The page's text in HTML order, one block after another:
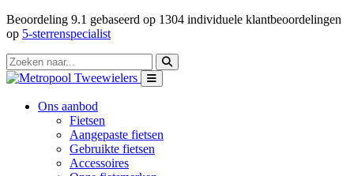
Beoordeling 9.1 gebaseerd op 1304 individuele klantbeoordelingen
op 5-sterrenspecialist
Ons aanbod
Fietsen
Aangepaste fietsen
Gebruikte fietsen
Accessoires